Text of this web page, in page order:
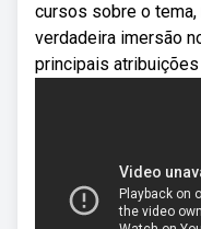
cursos sobre o
verdadeira imersão
principais atribuições